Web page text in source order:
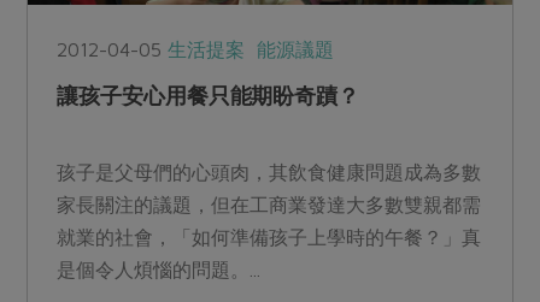
2012-04-05生活提案 能源議題
讓孩子安心用餐只能期盼奇蹟？
孩子是父母們的心頭肉，其飲食健康問題成為多數
家長關注的議題，但在工商業發達大多數雙親都需
就業的社會，「如何準備孩子上學時的午餐？」真
是個令人煩惱的問題。...